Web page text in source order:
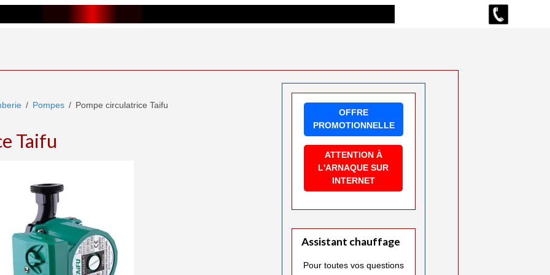
Pompes Pompe circulatrice Taifu
Taifu
OFFRE
PROMOTIONNELLE
ATTENTION À
L'ARNAQUE SUR
INTERNET
Assistant chauffage
Pour toutes vos questions